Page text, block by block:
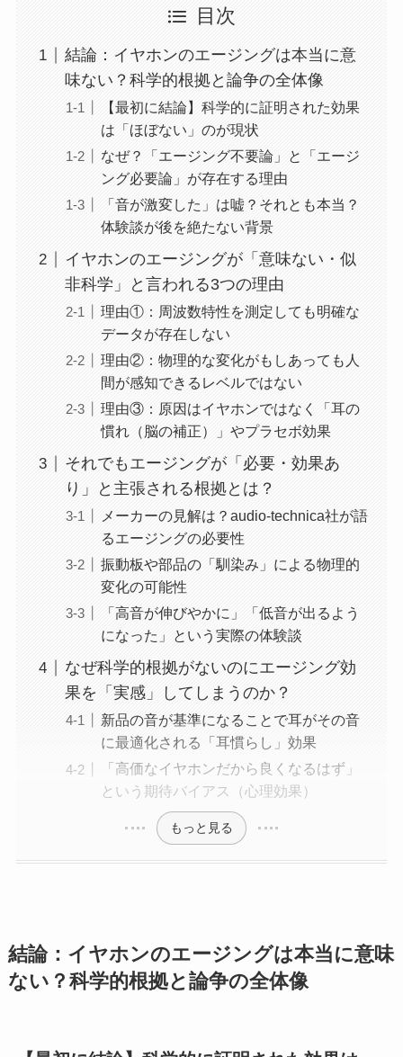
目次
結論：イヤホンのエージングは本当に意
味ない？科学的根拠と論争の全体像
【最初に結論】科学的に証明された効果
は「ほぼない」のが現状
なぜ？「エージング不要論」と「エージ
ング必要論」が存在する理由
「音が激変した」は嘘？それとも本当？
体験談が後を絶たない背景
イヤホンのエージングが「意味ない・似
非科学」と言われる3つの理由
理由①：周波数特性を測定しても明確な
データが存在しない
理由②：物理的な変化がもしあっても人
間が感知できるレベルではない
理由③：原因はイヤホンではなく「耳の
慣れ（脳の補正）」やプラセボ効果
それでもエージングが「必要・効果あ
り」と主張される根拠とは？
メーカーの見解は？audio-technica社が語
るエージングの必要性
振動板や部品の「馴染み」による物理的
変化の可能性
「高音が伸びやかに」「低音が出るよう
になった」という実際の体験談
なぜ科学的根拠がないのにエージング効
果を「実感」してしまうのか？
新品の音が基準になることで耳がその音
に最適化される「耳慣らし」効果
「高価なイヤホンだから良くなるはず」
という期待バイアス（心理効果）
もっと見る
結論：イヤホンのエージングは本当に意味
ない？科学的根拠と論争の全体像